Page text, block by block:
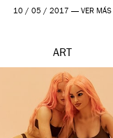
las actuaciones más
10 / 05 / 2017 — VER MÁS
ART